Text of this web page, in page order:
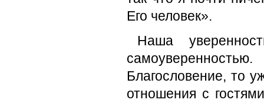
Его человек».
Наша
Благословение, то
отношения с